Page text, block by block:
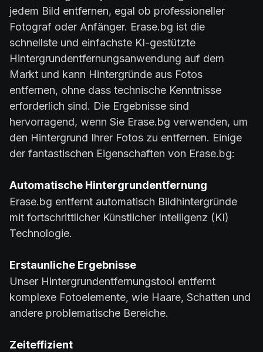
jedem Bild entfernen, egal ob professioneller
Fotograf oder Anfänger. Erase.bg ist die
schnellste und einfachste KI-gestützte
Hintergrundentfernungsanwendung auf dem
Markt und kann Hintergründe aus Fotos
entfernen, ohne dass technische Kenntnisse
erforderlich sind. Die Ergebnisse sind
hervorragend, wenn Sie Erase.bg verwenden, um
den Hintergrund Ihrer Fotos zu entfernen. Einige
der fantastischen Eigenschaften von Erase.bg:
Automatische Hintergrundentfernung
Erase.bg entfernt automatisch Bildhintergründe
mit fortschrittlicher Künstlicher Intelligenz (KI)
Technologie.
Erstaunliche Ergebnisse
Unser Hintergrundentfernungstool entfernt
komplexe Fotoelemente, wie Haare, Schatten und
andere problematische Bereiche.
Zeiteffizient